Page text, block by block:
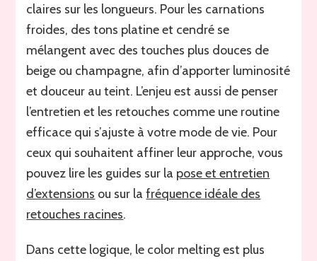
claires sur les longueurs. Pour les carnations
froides, des tons platine et cendré se
mélangent avec des touches plus douces de
beige ou champagne, afin d’apporter luminosité
et douceur au teint. L’enjeu est aussi de penser
l’entretien et les retouches comme une routine
efficace qui s’ajuste à votre mode de vie. Pour
ceux qui souhaitent affiner leur approche, vous
pouvez lire les guides sur la pose et entretien
d’extensions ou sur lafréquence idéale des
retouches racines.
Dans cette logique, le color melting est plus